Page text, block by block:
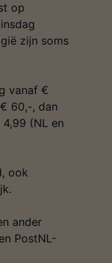
op
zijn soms
vanaf €
60,-, dan
(NL en
ook
ander
PostNL-